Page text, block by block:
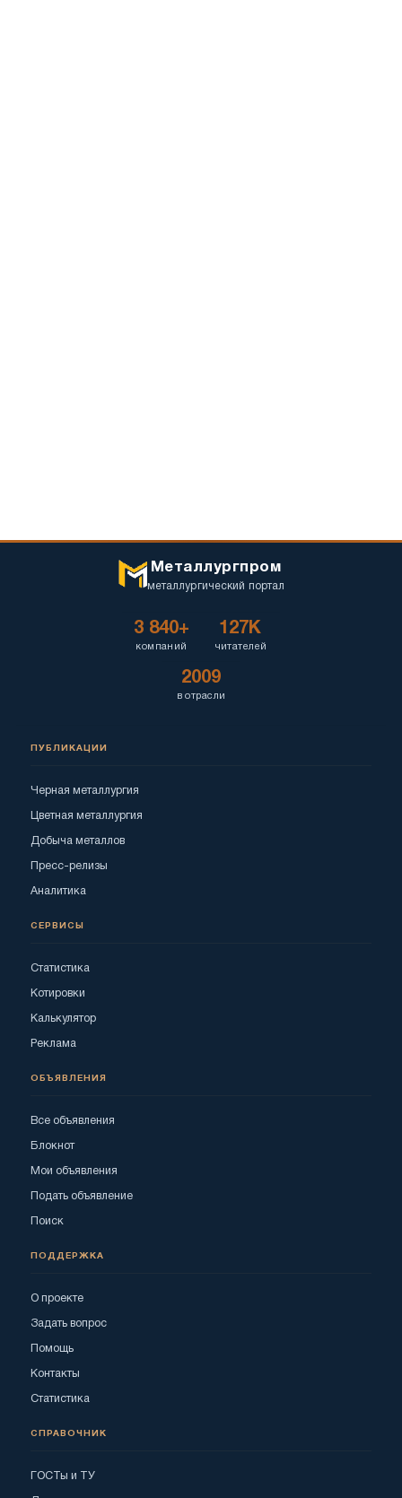
Металлургпром
металлургический портал
3 840+
компаний
127K
читателей
2009
в отрасли
ПУБЛИКАЦИИ
Черная металлургия
Цветная металлургия
Добыча металлов
Пресс-релизы
Аналитика
СЕРВИСЫ
Статистика
Котировки
Калькулятор
Реклама
ОБЪЯВЛЕНИЯ
Все объявления
Блокнот
Мои объявления
Подать объявление
Поиск
ПОДДЕРЖКА
О проекте
Задать вопрос
Помощь
Контакты
Статистика
СПРАВОЧНИК
ГОСТы и ТУ